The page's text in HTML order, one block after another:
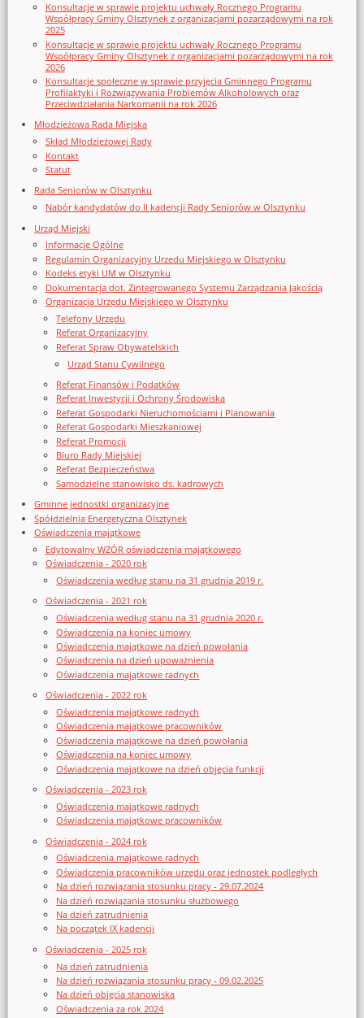
Konsultacje w sprawie projektu uchwały Rocznego Programu
Współpracy Gminy Olsztynek z organizacjami pozarządowymi na rok
2025
Konsultacje w sprawie projektu uchwały Rocznego Programu
Współpracy Gminy Olsztynek z organizacjami pozarządowymi na rok
2026
Konsultacje społeczne w sprawie przyjęcia Gminnego Programu
Profilaktyki i Rozwiązywania Problemów Alkoholowych oraz
Przeciwdziałania Narkomanii na rok 2026
Młodzieżowa Rada Miejska
Skład Młodzieżowej Rady
Kontakt
Statut
Rada Seniorów w Olsztynku
Nabór kandydatów do II kadencji Rady Seniorów w Olsztynku
Urząd Miejski
Informacje Ogólne
Regulamin Organizacyjny Urzedu Miejskiego w Olsztynku
Kodeks etyki UM w Olsztynku
Dokumentacja dot. Zintegrowanego Systemu Zarządzania Jakością
Organizacja Urzędu Miejskiego w Olsztynku
Telefony Urzędu
Referat Organizacyjny
Referat Spraw Obywatelskich
Urząd Stanu Cywilnego
Referat Finansów i Podatków
Referat Inwestycji i Ochrony Środowiska
Referat Gospodarki Nieruchomościami i Planowania
Referat Gospodarki Mieszkaniowej
Referat Promocji
Biuro Rady Miejskiej
Referat Bezpieczeństwa
Samodzielne stanowisko ds. kadrowych
Gminne jednostki organizacyjne
Spółdzielnia Energetyczna Olsztynek
Oświadczenia majątkowe
Edytowalny WZÓR oświadczenia majątkowego
Oświadczenia - 2020 rok
Oświadczenia według stanu na 31 grudnia 2019 r.
Oświadczenia - 2021 rok
Oświadczenia według stanu na 31 grudnia 2020 r.
Oświadczenia na koniec umowy
Oświadczenia majątkowe na dzień powołania
Oświadczenia na dzień upoważnienia
Oświadczenia majątkowe radnych
Oświadczenia - 2022 rok
Oświadczenia majątkowe radnych
Oświadczenia majątkowe pracowników
Oświadczenia majątkowe na dzień powołania
Oświadczenia na koniec umowy
Oświadczenia majątkowe na dzień objęcia funkcji
Oświadczenia - 2023 rok
Oświadczenia majątkowe radnych
Oświadczenia majątkowe pracowników
Oświadczenia - 2024 rok
Oświadczenia majątkowe radnych
Oświadczenia pracowników urzędu oraz jednostek podległych
Na dzień rozwiązania stosunku pracy - 29.07.2024
Na dzień rozwiązania stosunku służbowego
Na dzień zatrudnienia
Na początek IX kadencji
Oświadczenia - 2025 rok
Na dzień zatrudnienia
Na dzień rozwiązania stosunku pracy - 09.02.2025
Na dzień objęcia stanowiska
Oświadczenia za rok 2024